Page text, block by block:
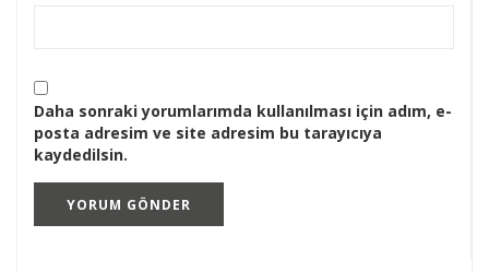
Daha sonraki yorumlarımda kullanılması için adım, e-
posta adresim ve site adresim bu tarayıcıya
kaydedilsin.